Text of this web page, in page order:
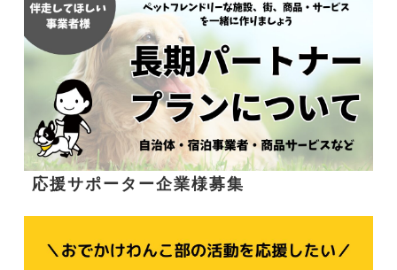
応援サポーター企業様募集